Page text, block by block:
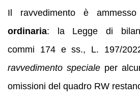
Il ravvedimento è
ordinaria: la Legge di
commi 174 e ss., L. 197/
ravvedimento specialeper
omissioni del quadro RW